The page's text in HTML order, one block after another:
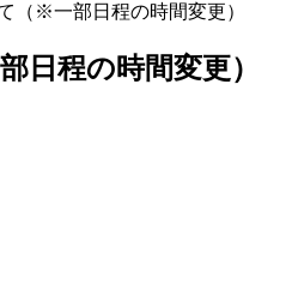
（※一部日程の時間変更）
日程の時間変更）